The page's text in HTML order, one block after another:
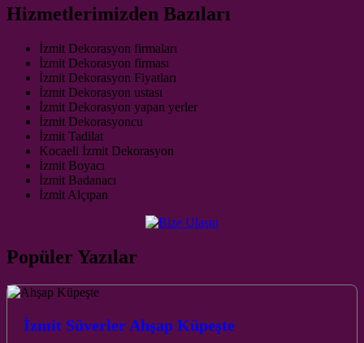
Hizmetlerimizden Bazıları
İzmit Dekorasyon firmaları
İzmit Dekorasyon firması
İzmit Dekorasyon Fiyatları
İzmit Dekorasyon ustası
İzmit Dekorasyon yapan yerler
İzmit Dekorasyoncu
İzmit Tadilat
Kocaeli İzmit Dekorasyon
İzmit Boyacı
İzmit Badanacı
İzmit Alçıpan
Popüler Yazılar
İzmit Süverler Ahşap Küpeşte